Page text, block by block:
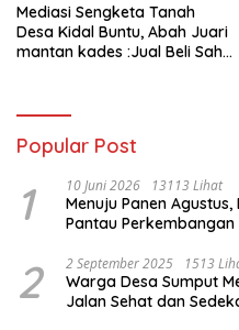
Mediasi Sengketa Tanah
Desa Kidal Buntu, Abah Juari
mantan kades :Jual Beli Sah,
Membatalkan Hak Warga.
Popular Post
1 10 Juni 2026 13113 Lihat
Menuju Panen
Pantau
2 2 September 2025 1513
Warga Desa Sumput
Jalan Sehat dan